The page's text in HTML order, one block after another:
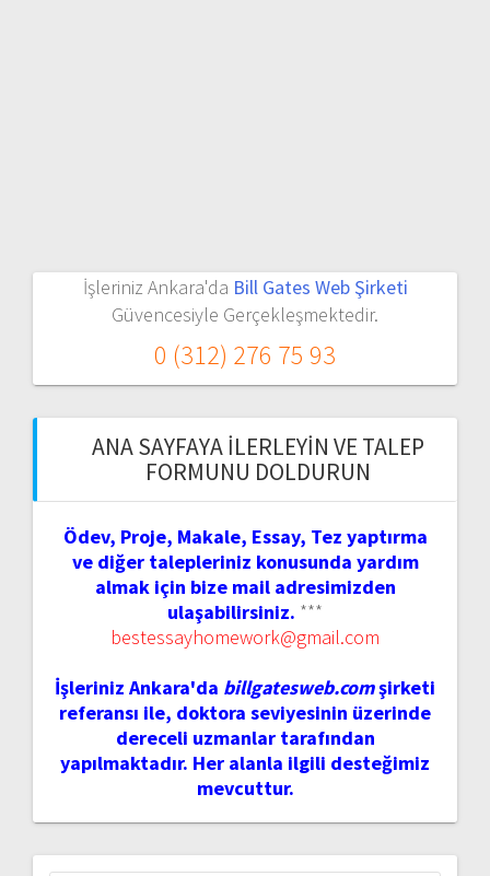
İşleriniz Ankara'da Bill Gates Web Şirketi
Güvencesiyle Gerçekleşmektedir.
0 (312) 276 75 93
ANA SAYFAYA İLERLEYIN VE TALEP
FORMUNU DOLDURUN
Ödev, Proje, Makale, Essay, Tez yaptırma
ve diğer talepleriniz konusunda yardım
almak için bize mail adresimizden
ulaşabilirsiniz. ***
bestessayhomework@gmail.com
İşleriniz Ankara'da billgatesweb.comşirketi
referansı ile, doktora seviyesinin üzerinde
dereceli uzmanlar tarafından
yapılmaktadır. Her alanla ilgili desteğimiz
mevcuttur.